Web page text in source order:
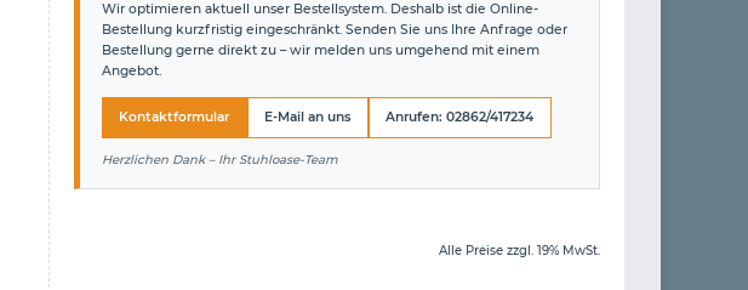
Wir optimieren aktuell unser Bestellsystem. Deshalb ist die Online-
Bestellung kurzfristig eingeschränkt. Senden Sie uns Ihre Anfrage oder
Bestellung gerne direkt zu – wir melden uns umgehend mit einem
Angebot.
Kontaktformular E-Mail an uns Anrufen: 02862/417234
Herzlichen Dank – Ihr Stuhloase-Team
Alle Preise zzgl. 19% MwSt.